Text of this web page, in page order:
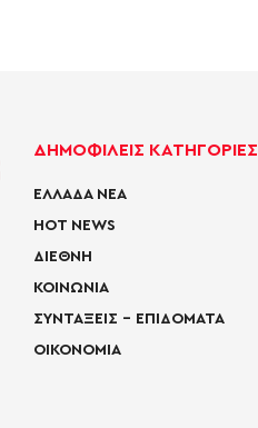
ΔΗΜΟΦΙΛΕΙΣ ΚΑΤΗΓΟΡΙΕΣ
ΕΛΛΑΔΑ ΝΕΑ
HOT NEWS
ΔΙΕΘΝΗ
ΚΟΙΝΩΝΙΑ
ΣΥΝΤΑΞΕΙΣ – ΕΠΙΔΟΜΑΤΑ
ΟΙΚΟΝΟΜΙΑ